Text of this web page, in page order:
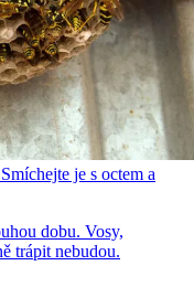
je s octem a
dobu. Vosy,
trápit nebudou.